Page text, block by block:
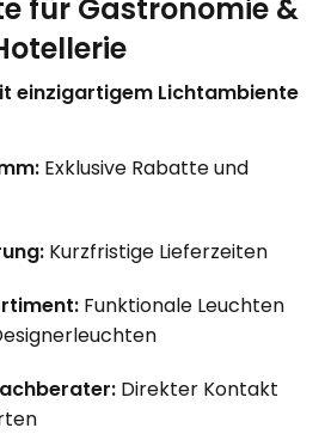
für Gastronomie &
einzigartigem Lichtambiente
Exklusive Rabatte und
Kurzfristige Lieferzeiten
Funktionale Leuchten
Direkter Kontakt